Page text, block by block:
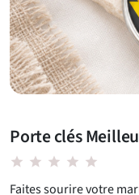
Porte clés
star star star star star
Faites sourire votre